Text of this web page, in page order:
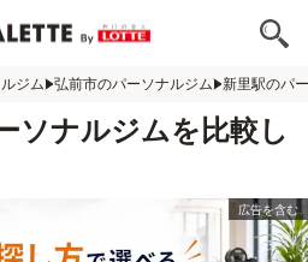
ジム 弘前市のパーソナルジム 新里駅のパ
ソナルジムを比較し